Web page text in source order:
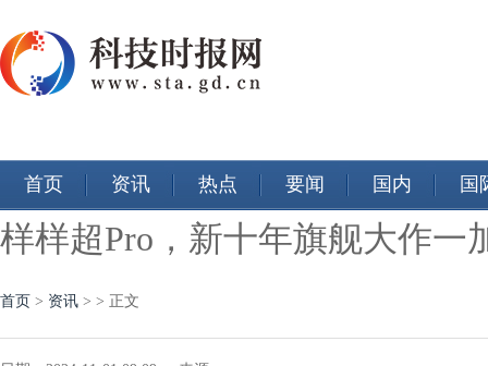
首页 资讯 热点 要闻 国内 国
样样超Pro，新十年旗舰大作一
首页 > 资讯 > > 正文